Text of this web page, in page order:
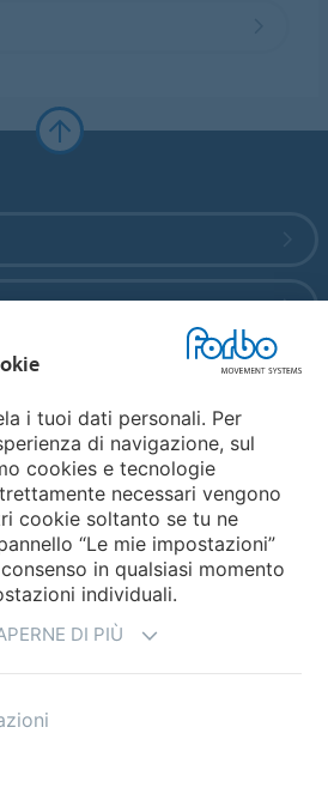
i tuoi dati personali. Per
di navigazione, sul
cookies e tecnologie
necessari vengono
cookie soltanto se tu ne
“Le mie impostazioni”
in qualsiasi momento
individuali.
DI PIÙ